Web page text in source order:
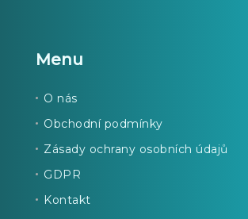
Menu
O nás
Obchodní podmínky
Zásady ochrany osobních údajů
GDPR
Kontakt